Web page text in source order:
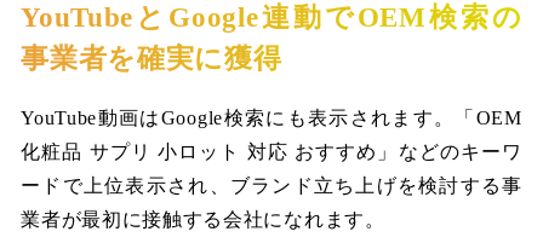
YouTubeとGoogle連動でOEM検索の
事業者を確実に獲得
YouTube動画はGoogle検索にも表示されます。「OEM
化粧品 サプリ 小ロット 対応 おすすめ」などのキーワ
ードで上位表示され、ブランド立ち上げを検討する事
業者が最初に接触する会社になれます。